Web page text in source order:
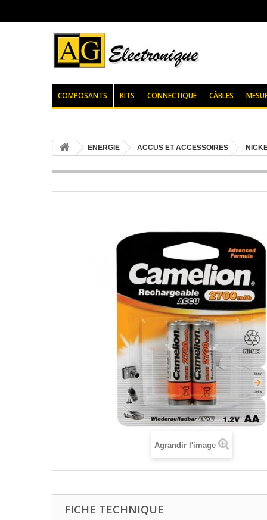
COMPOSANTS KITS CONNECTIQUE CÂBLES
ENERGIE ACCUS ET ACCESSOIRES
Agrandir l'image
FICHE TECHNIQUE